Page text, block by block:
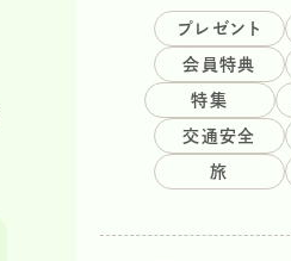
プレゼント
会員特典
特集
交通安全
旅